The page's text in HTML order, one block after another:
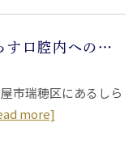
タバコがもたらす口腔内への影響とは？
市瑞穂区にあるしら
more]